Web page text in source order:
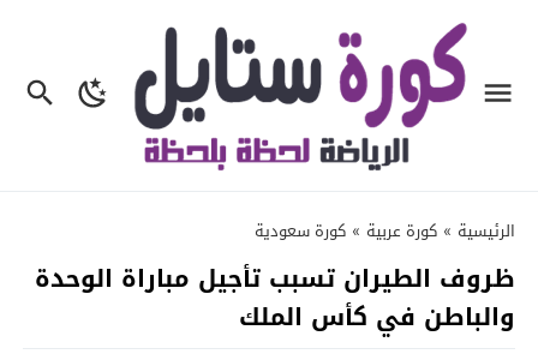
الرئيسية » كورة عربية » كورة سعودية
ظروف الطيران تسبب تأجيل مباراة الوحدة
والباطن في كأس الملك